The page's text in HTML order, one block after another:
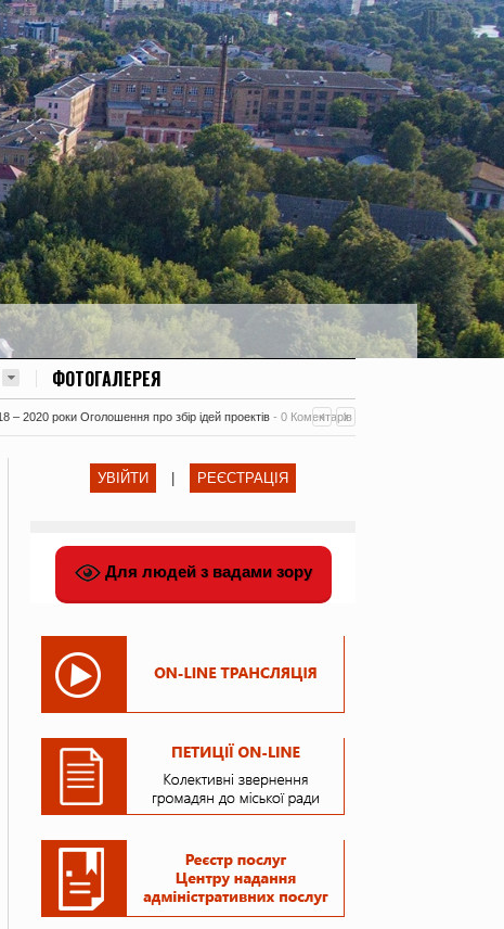
ФОТОГАЛЕРЕЯ
– 2020 роки Оголошення про збір ідей проектів - 0 Коментарів
УВІЙТИ РЕЄСТРАЦІЯ
Для людей з вадами зору